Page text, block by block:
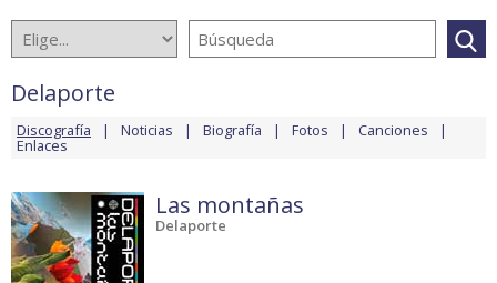
Delaporte
Discografía Noticias Biografía Fotos Canciones
Enlaces
Las montañas
Delaporte